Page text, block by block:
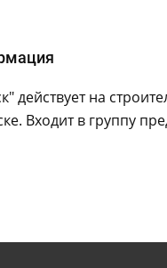
действует на
Входит в группу